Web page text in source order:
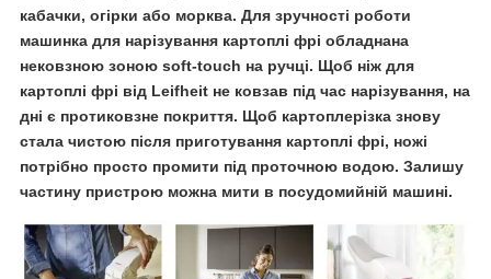
кабачки, огірки або морква. Для зручності роботи
машинка для нарізування картоплі фрі обладнана
нековзною зоною soft-touch на ручці. Щоб ніж для
картоплі фрі від Leifheit не ковзав під час нарізування, на
дні є протиковзне покриття. Щоб картоплерізка знову
стала чистою після приготування картоплі фрі, ножі
потрібно просто промити під проточною водою. Залишу
частину пристрою можна мити в посудомийній машині.